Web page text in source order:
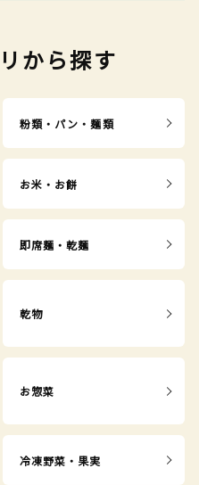
から探す
粉類・パン・麺類
お米・お餅
即席麺・乾麺
乾物
お惣菜
冷凍野菜・果実